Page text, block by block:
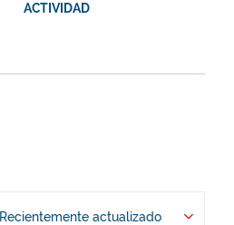
ACTIVIDAD
Recientemente actualizado